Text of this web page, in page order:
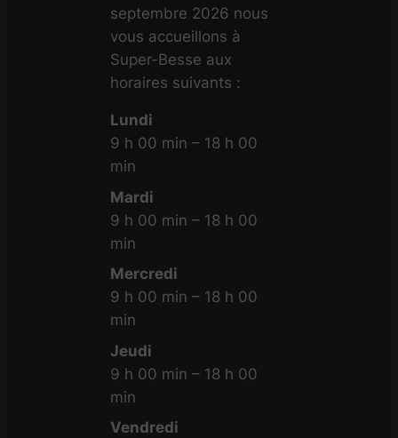
septembre 2026 nous
vous accueillons à
Super-Besse aux
horaires suivants :
Lundi
9 h 00 min – 18 h 00
min
Mardi
9 h 00 min – 18 h 00
min
Mercredi
9 h 00 min – 18 h 00
min
Jeudi
9 h 00 min – 18 h 00
min
Vendredi